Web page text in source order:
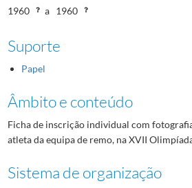
1960 a 1960
Suporte
Papel
Âmbito e conteúdo
Ficha de inscrição individual com
atleta da equipa de remo, na XVII
Sistema de organização